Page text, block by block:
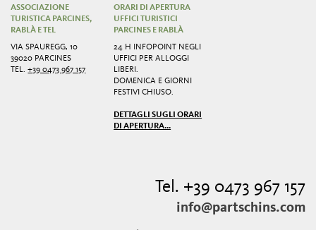
ASSOCIAZIONE
TURISTICA PARCINES,
RABLÀ E TEL
VIA SPAUREGG, 10
39020 PARCINES
TEL.+39 0473 967 157
ORARI DI APERTURA
UFFICI TURISTICI
PARCINES E RABLÀ
24 H INFOPOINT NEGLI
UFFICI PER ALLOGGI
LIBERI.
DOMENICA E GIORNI
FESTIVI CHIUSO.
DETTAGLI SUGLI ORARI
DI APERTURA...
Tel. +39 0473 967 157
info@partschins.com